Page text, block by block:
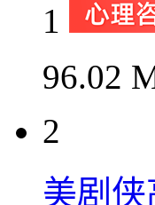
1
96.02
2
美剧